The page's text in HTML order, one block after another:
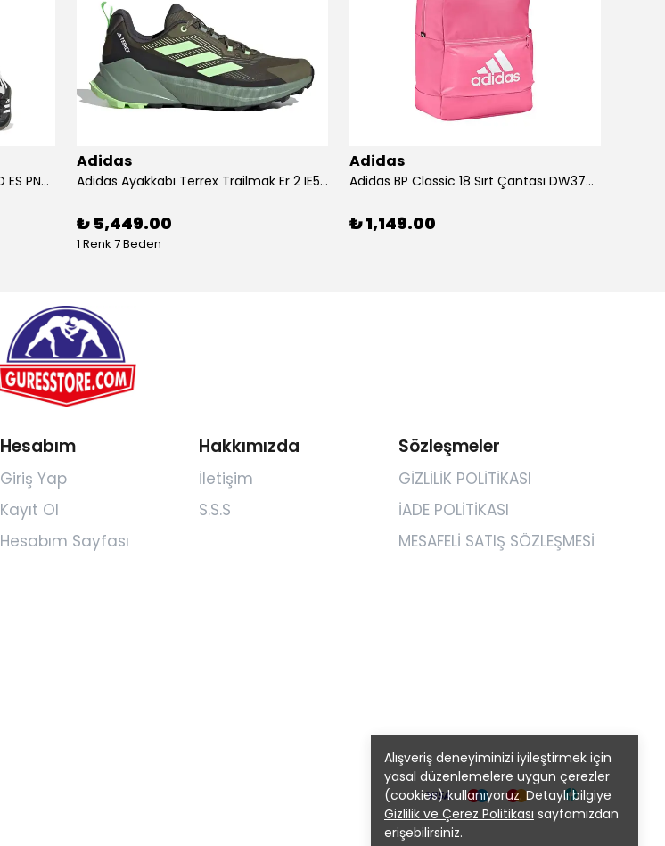
Alışveriş deneyiminizi iyileştirmek için
yasal düzenlemelere uygun çerezler
(cookies) kullanıyoruz. Detaylı bilgiye
Gizlilik ve Çerez Politikası sayfamızdan
erişebilirsiniz.
Adidas Antrenman Uzun Alt TIRO ES PNT JD0442
Adidas
Adidas Ayakkabı Terrex Trailmak Er 2 IE5146
₺ 5,449.00
1 Renk 7 Beden
Adidas
Adidas BP Classic 18 Sırt Çantası DW3709
₺ 1,149.00
Hesabım
Giriş Yap
Kayıt Ol
Hesabım Sayfası
Hakkımızda
İletişim
S.S.S
Sözleşmeler
GİZLİLİK POLİTİKASI
İADE POLİTİKASI
MESAFELİ SATIŞ SÖZLEŞMESİ